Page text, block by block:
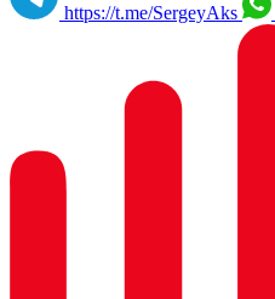
https://t.me/SergeyAks